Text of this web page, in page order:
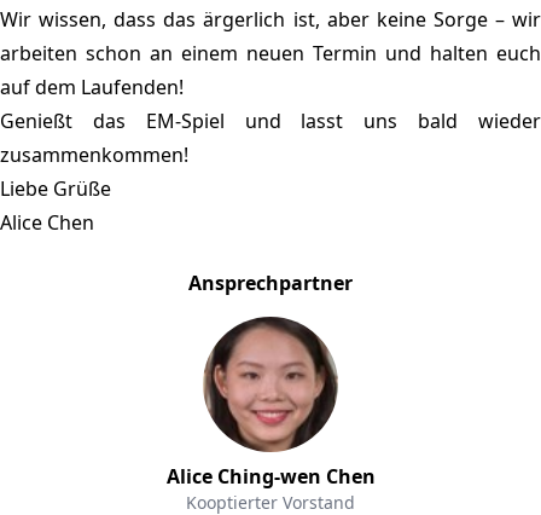
Wir wissen, dass das ärgerlich ist, aber keine Sorge – wir
arbeiten schon an einem neuen Termin und halten euch
auf dem Laufenden!
Genießt das EM-Spiel und lasst uns bald wieder
zusammenkommen!
Liebe Grüße
Alice Chen
Ansprechpartner
Alice Ching-wen Chen
Kooptierter Vorstand